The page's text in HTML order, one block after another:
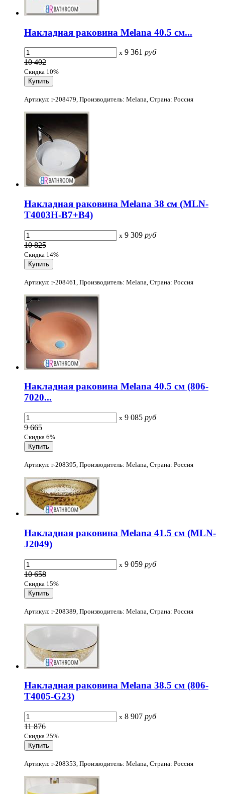
Накладная раковина Melana 40.5 см...
x 9 361 руб
10 402
Скидка 10%
Артикул: r-208479, Производитель: Melana, Страна: Россия
Накладная раковина Melana 38 см (MLN-
T4003H-B7+B4)
x 9 309 руб
10 825
Скидка 14%
Артикул: r-208461, Производитель: Melana, Страна: Россия
Накладная раковина Melana 40.5 см (806-
7020...
x 9 085 руб
9 665
Скидка 6%
Артикул: r-208395, Производитель: Melana, Страна: Россия
Накладная раковина Melana 41.5 см (MLN-
J2049)
x 9 059 руб
10 658
Скидка 15%
Артикул: r-208389, Производитель: Melana, Страна: Россия
Накладная раковина Melana 38.5 см (806-
T4005-G23)
x 8 907 руб
11 876
Скидка 25%
Артикул: r-208353, Производитель: Melana, Страна: Россия